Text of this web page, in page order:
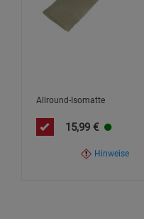
Allround-Isomatte
15,99 €
Hinweise